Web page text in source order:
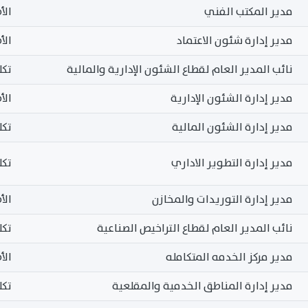
مدير المكتب الفني
مدير إدارة شئون الاعتماد
نائب المدير العام لقطاع الشئون الإدارية والمالية
مدير إدارة الشئون الإدارية
مدير إدارة الشئون المالية
مدير إدارة التطوير الاداري
مدير إدارة التوريدات والمخازن
نائب المدير العام لقطاع التراخيص الصناعية
مدير مركز الخدمه المتكامله
مدير إدارة المناطق الخدمية والمقلعية